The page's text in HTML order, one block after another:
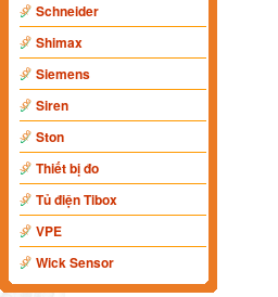
Schneider
Shimax
Siemens
Siren
Ston
Thiết bị đo
Tủ điện Tibox
VPE
Wick Sensor